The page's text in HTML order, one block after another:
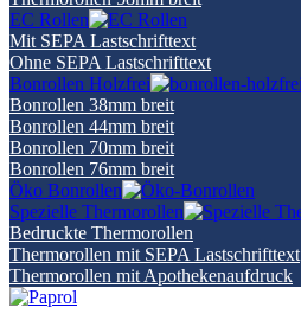
EC Rollen
Mit SEPA Lastschrifttext
Ohne SEPA Lastschrifttext
Bonrollen Holzfrei
Bonrollen 38mm breit
Bonrollen 44mm breit
Bonrollen 70mm breit
Bonrollen 76mm breit
Öko Bonrollen
Spezielle Thermorollen
Bedruckte Thermorollen
Thermorollen mit SEPA Lastschrifttext
Thermorollen mit Apothekenaufdruck